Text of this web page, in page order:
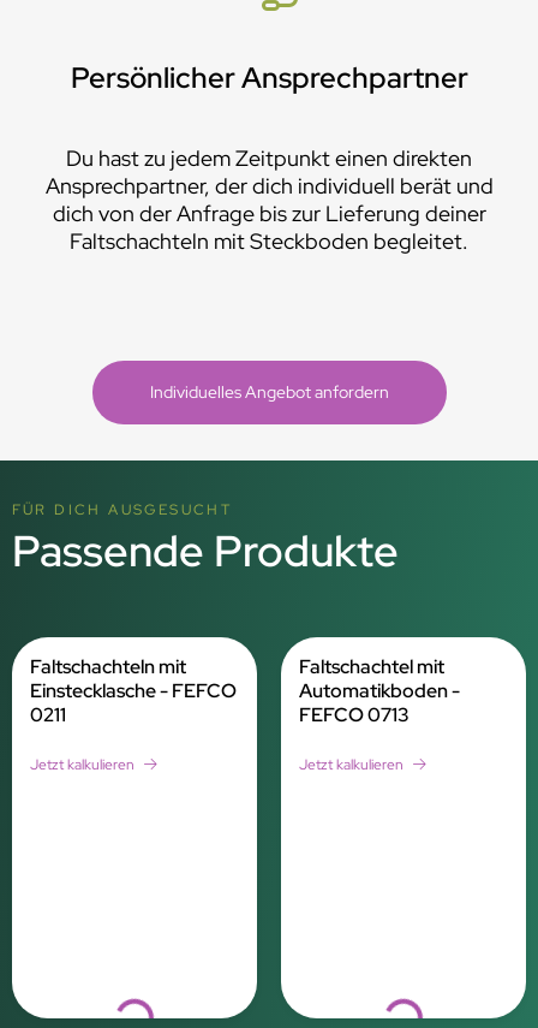
Persönlicher Ansprechpartner
Du hast zu jedem Zeitpunkt einen direkten
Ansprechpartner, der dich individuell berät und
dich von der Anfrage bis zur Lieferung deiner
Faltschachteln mit Steckboden begleitet.
Individuelles Angebot anfordern
FÜR DICH AUSGESUCHT
Passende Produkte
Faltschachteln mit
Einstecklasche - FEFCO
0211
Jetzt kalkulieren
Faltschachtel mit
Automatikboden -
FEFCO 0713
Jetzt kalkulieren